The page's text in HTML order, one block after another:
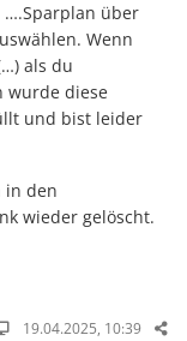
….Sparplan über
Wenn
als du
wurde diese
und bist leider
in den
wieder gelöscht.
19.04.2025, 10:39